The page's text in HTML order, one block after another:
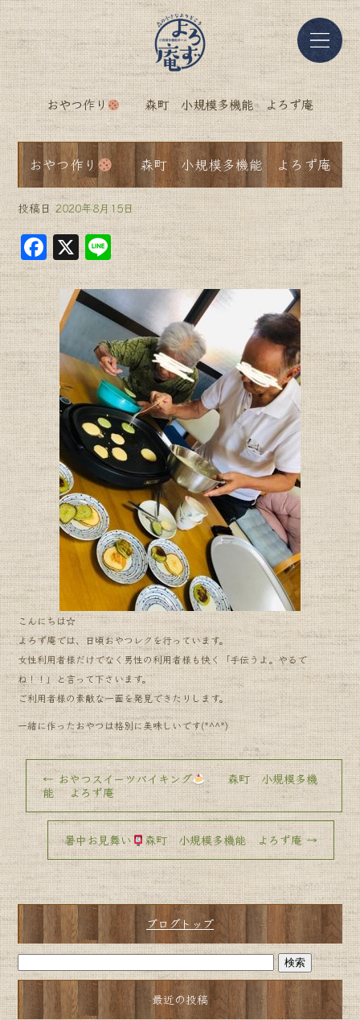
おやつ作り 森町 小規模多機能 よろず庵
おやつ作り 森町 小規模多機能 よろず庵
投稿日 2020年8月15日
F
a
c
e
b
o
o
k
X Li
n
e
こんにちは☆
よろず庵では、日頃おやつレクを行っています。
女性利用者様だけでなく男性の利用者様も快く「手伝うよ。やるで
ね！！」と言って下さいます。
ご利用者様の素敵な一面を発見できたりします。
一緒に作ったおやつは格別に美味しいです(*^^*)
←おやつスイーツバイキング
森町 小規模多機
能 よろず庵
暑中お見舞い 森町 小規模多機能 よろず庵→
ブログトップ
最近の投稿